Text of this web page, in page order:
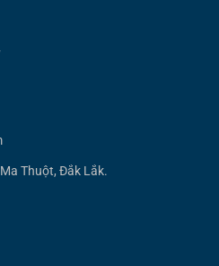
Thuột, Đắk Lắk.